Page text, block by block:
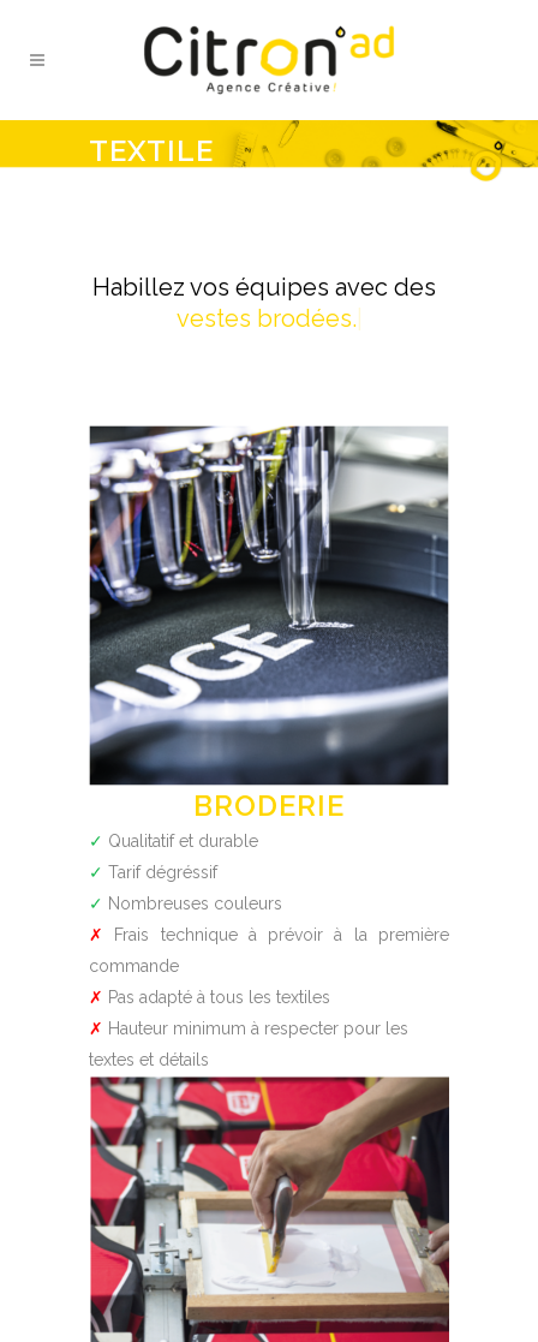
TEXTILE
Habillez vos équipes avec des
po|
BRODERIE
✓ Qualitatif et durable
✓ Tarif dégréssif
✓ Nombreuses couleurs
✗
Frais technique à prévoir à la première
commande
✗ Pas adapté à tous les textiles
✗ Hauteur minimum à respecter pour les
textes et détails